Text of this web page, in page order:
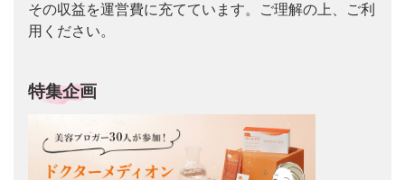
その収益を運営費に充てています。ご理解の上、ご利
用ください。
特集企画